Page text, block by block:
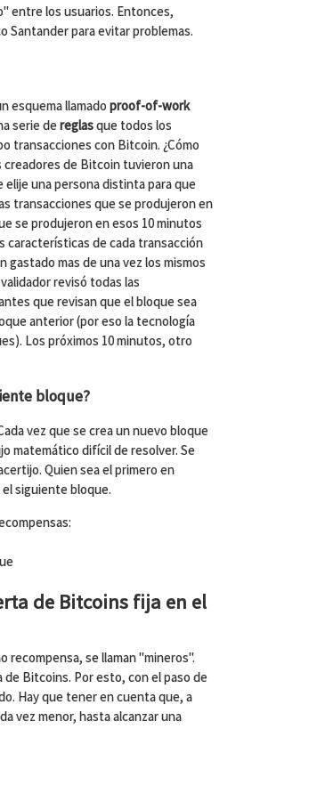
entre los usuarios. Entonces,
Santander para evitar problemas.
esquema llamado proof-of-work
serie dereglasque todos los
transacciones con Bitcoin. ¿Cómo
creadores de Bitcoin tuvieron una
elije una persona distinta para que
transacciones que se produjeron en
se produjeron en esos 10 minutos
características de cada transacción
gastado mas de una vez los mismos
revisó todas las
que revisan que el bloque sea
anterior (por eso la tecnología
Los próximos 10 minutos, otro
bloque?
vez que se crea un nuevo bloque
matemático difícil de resolver. Se
Quien sea el primero en
siguiente bloque.
de Bitcoins fija en el
recompensa, se llaman "mineros".
Bitcoins. Por esto, con el paso de
Hay que tener en cuenta que, a
vez menor, hasta alcanzar una